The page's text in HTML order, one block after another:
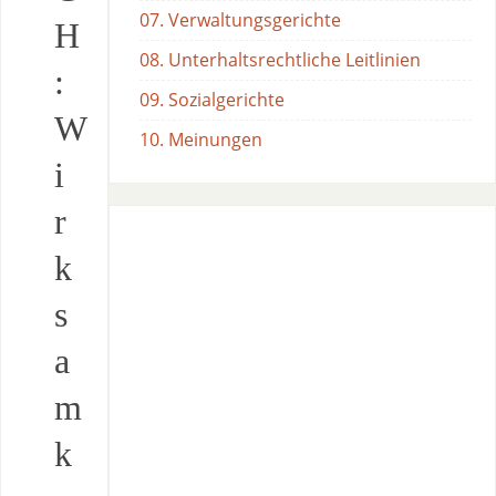
H
:
W
i
r
k
s
a
m
k
07. Verwaltungsgerichte
08. Unterhaltsrechtliche Leitlinien
09. Sozialgerichte
10. Meinungen